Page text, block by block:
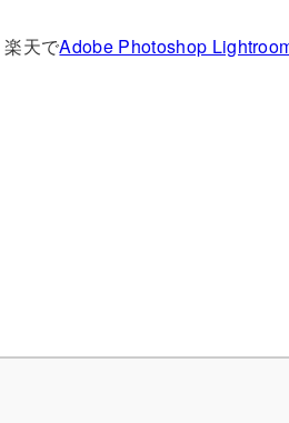
天でAdobe Photoshop